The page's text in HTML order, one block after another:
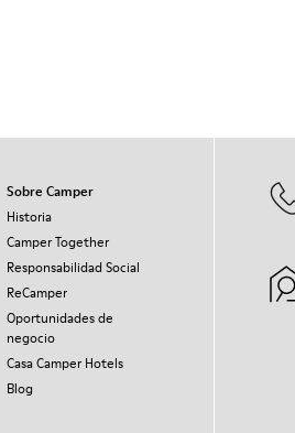
Sobre Camper
Historia
Camper Together
Responsabilidad Social
ReCamper
Oportunidades de
negocio
Casa Camper Hotels
Blog